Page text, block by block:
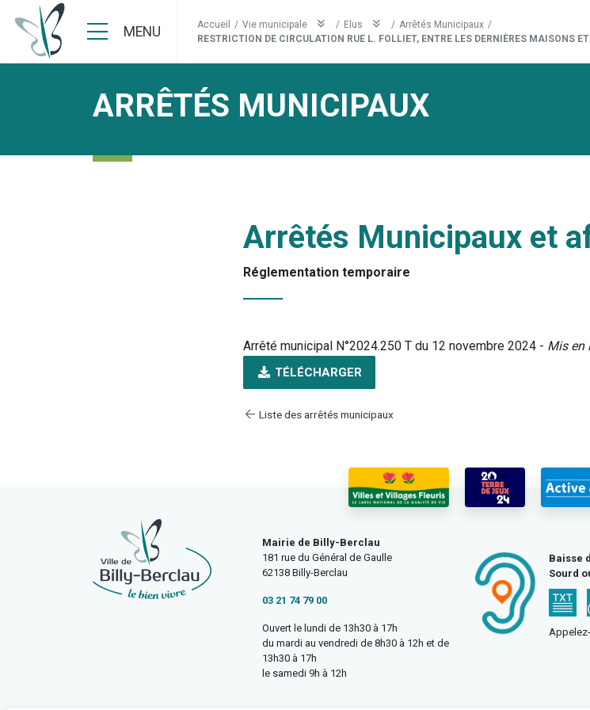
MENU Accueil / Vie municipale / Elus / Arrêtés Municipaux /
RESTRICTION DE CIRCULATION RUE L. FOLLIET, ENTRE LES DERNIÈRES MAISONS ET
ARRÊTÉS MUNICIPAUX
Arrêtés Municipaux et
Réglementation temporaire
Arrêté municipal N°2024.250 T du 12 novembre 2024 - Mis en
TÉLÉCHARGER
Liste des arrêtés municipaux
Mairie de Billy-Berclau
181 rue du Général de Gaulle
62138 Billy-Berclau
03 21 74 79 00
Ouvert le lundi de 13h30 à 17h
du mardi au vendredi de 8h30 à 12h et de
13h30 à 17h
le samedi 9h à 12h
Baisse
Sourd